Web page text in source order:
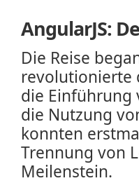
AngularJS:
Die Reise
revolutionierte
die Einführung
die Nutzung
konnten
Trennung von
Meilenstein.